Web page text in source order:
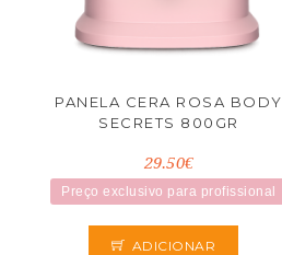
PANELA CERA ROSA BODY
SECRETS 800GR
29.50€
Preço exclusivo para profissional
ADICIONAR